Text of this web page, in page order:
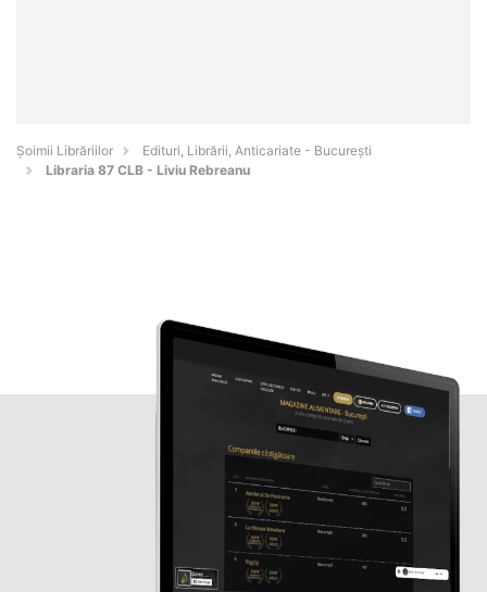
Șoimii Librăriilor
Edituri, Librării, Anticariate - Bucureşti
Libraria 87 CLB - Liviu Rebreanu